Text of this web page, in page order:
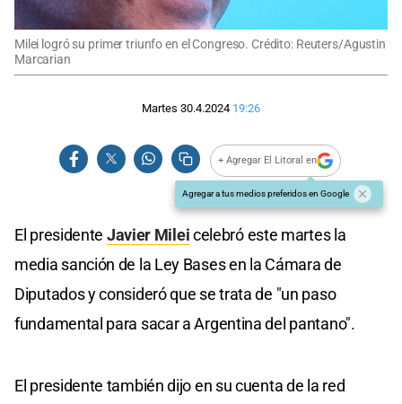
Milei logró su primer triunfo en el Congreso. Crédito: Reuters/Agustin
Marcarian
Martes 30.4.2024 19:26
+ Agregar El Litoral en
Agregar a tus medios preferidos en Google
El presidente Javier Mileicelebró este martes la
media sanción de la Ley Bases en la Cámara de
Diputados y consideró que se trata de "un paso
fundamental para sacar a Argentina del pantano".
El presidente también dijo en su cuenta de la red